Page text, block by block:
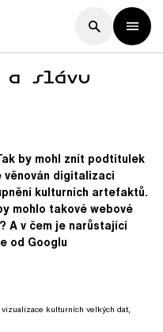
a slávu
by mohl znít podtitulek
digitalizaci
kulturních artefaktů.
mohlo takové webové
A v čem je narůstající
od Googlu
vizualizace kulturních velkých dat,